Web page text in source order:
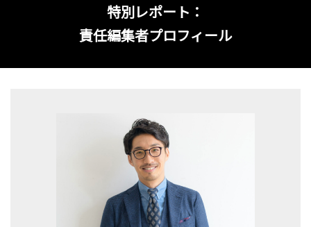
特別レポート：
責任編集者プロフィール